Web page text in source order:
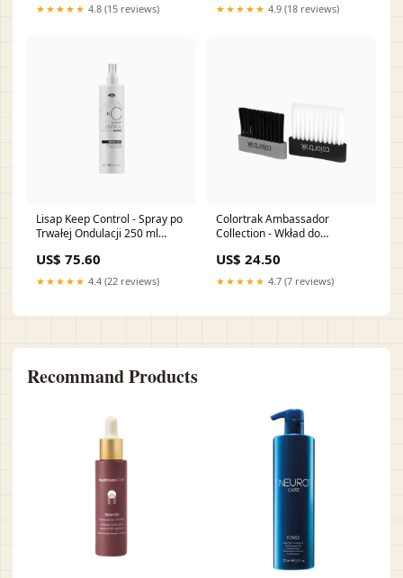
★★★★★ 4.8 (15 reviews) ★★★★★ 4.9 (18 reviews)
Lisap Keep Control - Spray po
Trwałej Ondulacji 250 ml
US$ 75.60
★★★★★ 4.4 (22 reviews)
Colortrak Ambassador
Collection - Wkład do
US$ 24.50
★★★★★ 4.7 (7 reviews)
Recommand Products